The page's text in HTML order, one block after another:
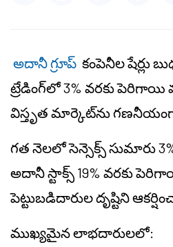
అదానీ గ్రూప్ కంపెనీల షేర్లు
ట్రేడింగ్‌లో 3% వరకు
విస్తృత మార్కెట్‌ను
గత నెలలో సెన్సెక్స్ సుమారు
అదానీ స్టాక్స్ 19% వరకు
పెట్టుబడిదారుల దృష్టిని
ముఖ్యమైన లాభదారులలో: